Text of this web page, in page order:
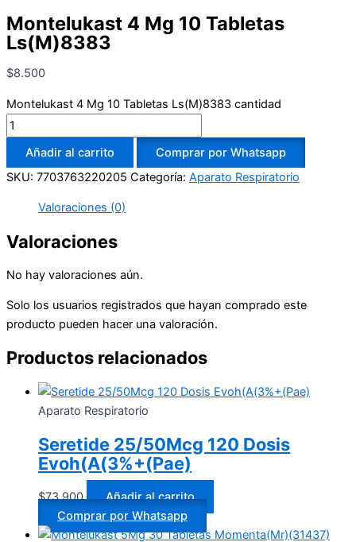
Montelukast 4 Mg 10 Tabletas
Ls(M)8383
$8.500
Montelukast 4 Mg 10 Tabletas Ls(M)8383 cantidad
Añadir al carrito
Comprar por Whatsapp
SKU: 7703763220205 Categoría: Aparato Respiratorio
Valoraciones (0)
Valoraciones
No hay valoraciones aún.
Solo los usuarios registrados que hayan comprado este
producto pueden hacer una valoración.
Productos relacionados
Aparato Respiratorio
Seretide 25/50Mcg 120 Dosis
Evoh(A(3%+(Pae)
$73.900
Añadir al carrito
Comprar por Whatsapp